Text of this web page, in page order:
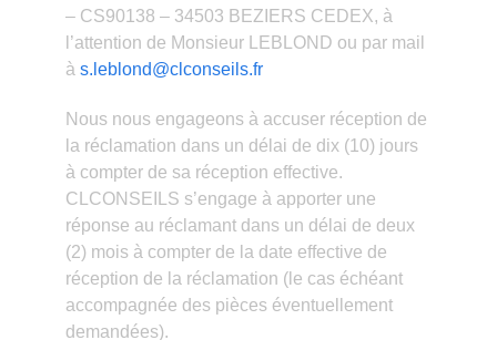
– CS90138 – 34503 BEZIERS CEDEX, à
l’attention de Monsieur LEBLOND ou par mail
à s.leblond@clconseils.fr
Nous nous engageons à accuser réception de
la réclamation dans un délai de dix (10) jours
à compter de sa réception effective.
CLCONSEILS s’engage à apporter une
réponse au réclamant dans un délai de deux
(2) mois à compter de la date effective de
réception de la réclamation (le cas échéant
accompagnée des pièces éventuellement
demandées).